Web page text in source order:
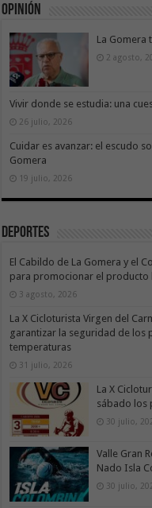
Opinión
La Gomera
2 agosto,
Vivir donde se estudia: una
26 julio, 2026
Cuidar es avanzar: el escudo
Gomera
19 julio, 2026
Deportes
El Cabildo de La Gomera y el
para promocionar el producto
3 agosto, 2026
La X Cicloturista Virgen del
garantizar la seguridad de los
temperaturas
31 julio, 2026
La X
sábado los
30 julio,
Valle Gran
Nado Isla
30 julio,